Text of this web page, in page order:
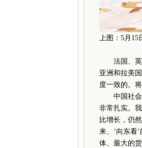
上图：5月15
法国、英国
亚洲和拉美
度一致的。
中国社会科
非常扎实。
比增长，仍
来、‘向东看
体、最大的